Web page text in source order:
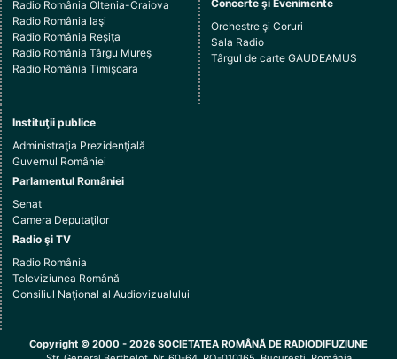
Radio România Oltenia-Craiova
Radio România Iaşi
Radio România Reşiţa
Radio România Târgu Mureş
Radio România Timişoara
Concerte şi Evenimente
Orchestre şi Coruri
Sala Radio
Târgul de carte GAUDEAMUS
Instituţii publice
Administraţia Prezidenţială
Guvernul României
Parlamentul României
Senat
Camera Deputaţilor
Radio şi TV
Radio România
Televiziunea Română
Consiliul Naţional al Audiovizualului
Copyright © 2000 - 2026 SOCIETATEA ROMÂNĂ DE RADIODIFUZIUNE